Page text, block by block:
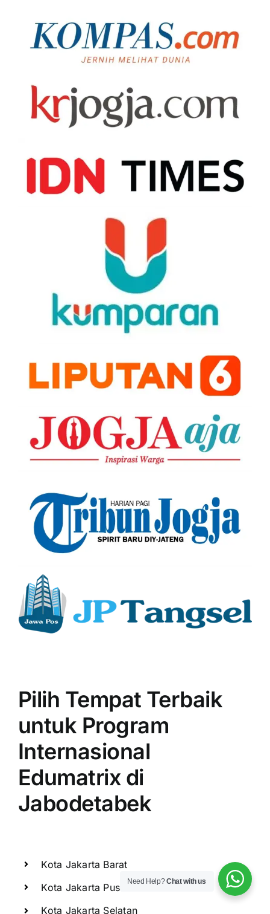
Pilih Tempat Terbaik
untuk Program
Internasional
Edumatrix di
Jabodetabek
Kota Jakarta Barat
Kota Jakarta Pusat
Kota Jakarta Selatan
Need Help?Chat with us